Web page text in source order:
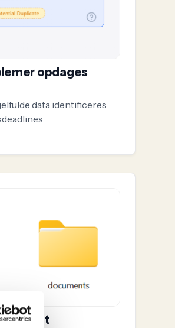
opdages
data identificeres
eksport